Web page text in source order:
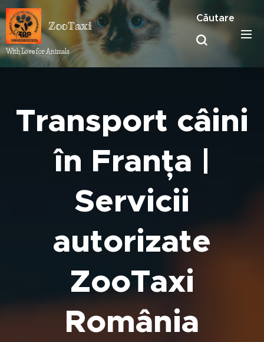
ZooTaxi
With Love for Animals ❤️
Căutare
Transport câini
în Franța |
Servicii
autorizate
ZooTaxi
România